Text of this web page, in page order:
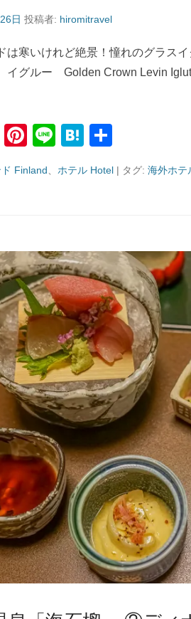
日 投稿者: hiromitravel
は寒いけれど絶景！憧れのグラス
グルー Golden Crown Levin Iglut
E
ail
Pi
er
Li
e
H
e
Finland ホテル Hotel | タグ: 海外ホテ